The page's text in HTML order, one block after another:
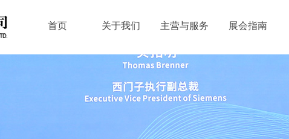
首页 关于我们 主营与服务 展会指南